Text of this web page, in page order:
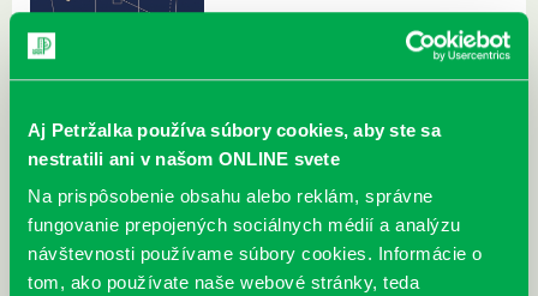
Aj Petržalka používa súbory cookies, aby ste sa
nestratili ani v našom ONLINE svete
Na prispôsobenie obsahu alebo reklám, správne
fungovanie prepojených sociálnych médií a analýzu
návštevnosti používame súbory cookies. Informácie o
tom, ako používate naše webové stránky, teda